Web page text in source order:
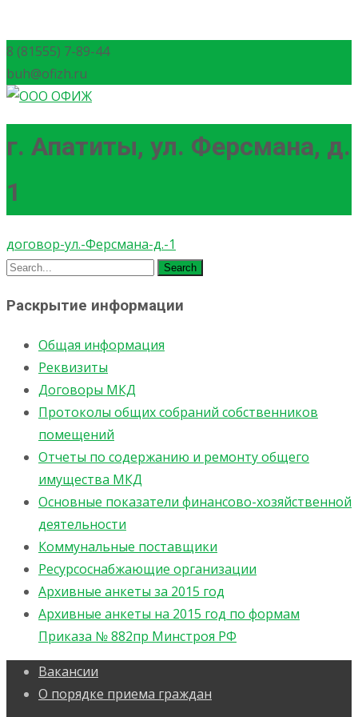
8 (81555) 7-89-44
buh@ofizh.ru
г. Апатиты, ул. Ферсмана, д.
1
договор-ул.-Ферсмана-д.-1
Search
Раскрытие информации
Общая информация
Реквизиты
Договоры МКД
Протоколы общих собраний собственников
помещений
Отчеты по содержанию и ремонту общего
имущества МКД
Основные показатели финансово-хозяйственной
деятельности
Коммунальные поставщики
Ресурсоснабжающие организации
Архивные анкеты за 2015 год
Архивные анкеты на 2015 год по формам
Приказа № 882пр Минстроя РФ
Вакансии
О порядке приема граждан